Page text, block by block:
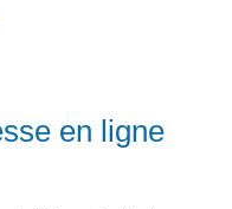
en ligne